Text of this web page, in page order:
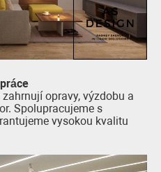
opravy, výzdobu a
Spolupracujeme s
vysokou kvalitu